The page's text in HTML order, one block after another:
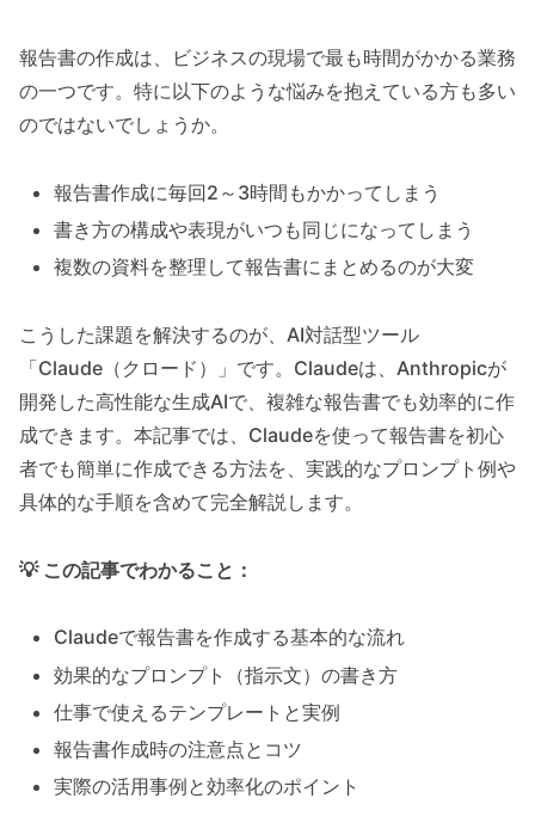
報告書の作成は、ビジネスの現場で最も時間がかかる業務
の一つです。特に以下のような悩みを抱えている方も多い
のではないでしょうか。
報告書作成に毎回2～3時間もかかってしまう
書き方の構成や表現がいつも同じになってしまう
複数の資料を整理して報告書にまとめるのが大変
こうした課題を解決するのが、AI対話型ツール
「Claude（クロード）」です。Claudeは、Anthropicが
開発した高性能な生成AIで、複雑な報告書でも効率的に作
成できます。本記事では、Claudeを使って報告書を初心
者でも簡単に作成できる方法を、実践的なプロンプト例や
具体的な手順を含めて完全解説します。
💡 この記事でわかること：
Claudeで報告書を作成する基本的な流れ
効果的なプロンプト（指示文）の書き方
仕事で使えるテンプレートと実例
報告書作成時の注意点とコツ
実際の活用事例と効率化のポイント